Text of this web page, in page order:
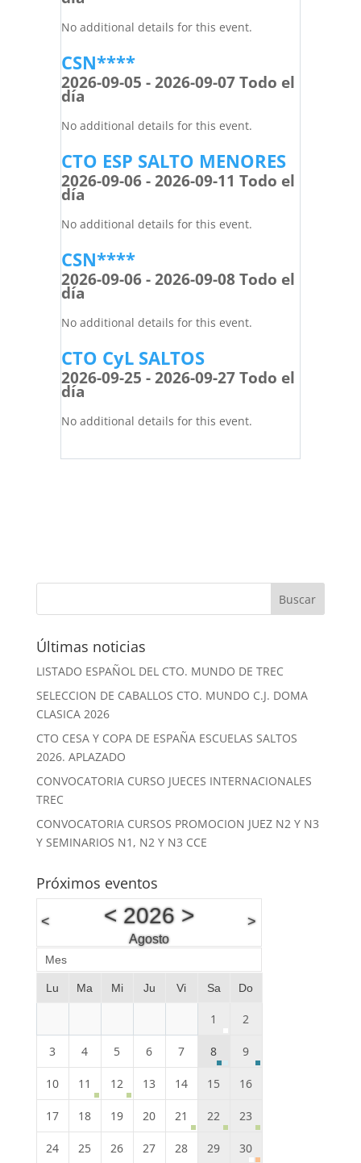
No additional details for this event.
CSN****
2026-09-05 - 2026-09-07 Todo el
día
No additional details for this event.
CTO ESP SALTO MENORES
2026-09-06 - 2026-09-11 Todo el
día
No additional details for this event.
CSN****
2026-09-06 - 2026-09-08 Todo el
día
No additional details for this event.
CTO CyL SALTOS
2026-09-25 - 2026-09-27 Todo el
día
No additional details for this event.
Últimas noticias
LISTADO ESPAÑOL DEL CTO. MUNDO DE TREC
SELECCION DE CABALLOS CTO. MUNDO C.J. DOMA
CLASICA 2026
CTO CESA Y COPA DE ESPAÑA ESCUELAS SALTOS
2026. APLAZADO
CONVOCATORIA CURSO JUECES INTERNACIONALES
TREC
CONVOCATORIA CURSOS PROMOCION JUEZ N2 Y N3
Y SEMINARIOS N1, N2 Y N3 CCE
Próximos eventos
< < 2026>
Agosto
>
Mes
Lu Ma Mi Ju Vi Sa Do
1 2
3 4 5 6 7 8 9
10 11 12 13 14 15 16
17 18 19 20 21 22 23
24 25 26 27 28 29 30